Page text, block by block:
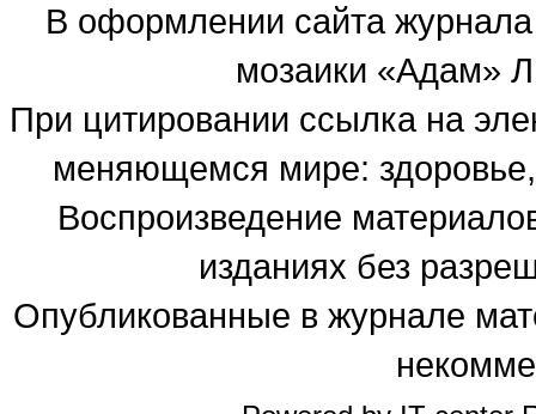
В оформлении сайта
мозаики «Адам»
При цитировании ссылка на
меняющемся мире: здоровье,
Воспроизведение
изданиях без
Опубликованные в журнале